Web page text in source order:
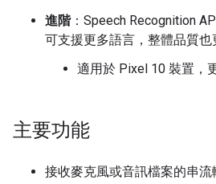
進階：Speech Recognition
可支援更多語言，整體品質也
適用於 Pixel 10 裝置，
主要功能
接收麥克風或音訊檔案的串流